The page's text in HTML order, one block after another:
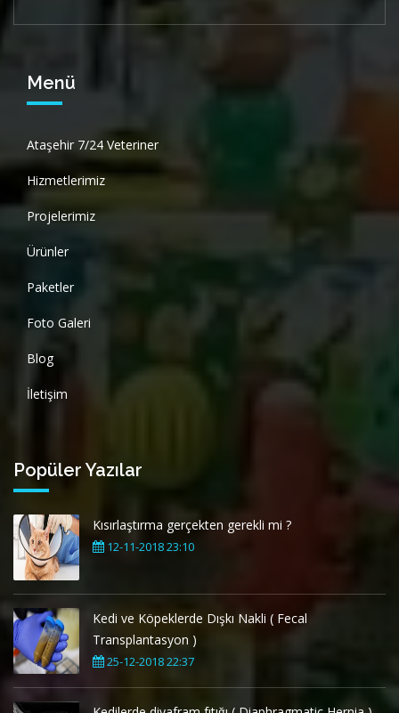
Menü
Ataşehir 7/24 Veteriner
Hizmetlerimiz
Projelerimiz
Ürünler
Paketler
Foto Galeri
Blog
İletişim
Popüler Yazılar
Kısırlaştırma gerçekten gerekli mi ?
12-11-2018 23:10
Kedi ve Köpeklerde Dışkı Nakli ( Fecal
Transplantasyon )
25-12-2018 22:37